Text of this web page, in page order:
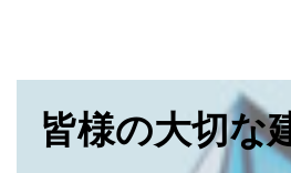
皆様の大切な